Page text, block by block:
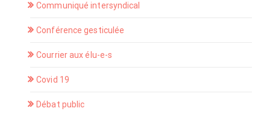
Communiqué intersyndical
Conférence gesticulée
Courrier aux élu-e-s
Covid 19
Débat public